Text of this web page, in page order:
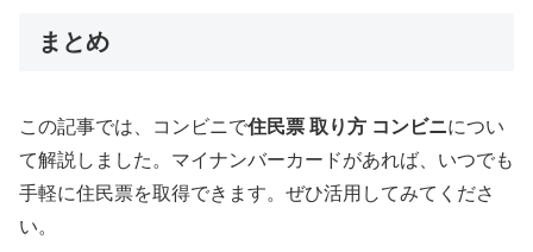
まとめ
この記事では、コンビニで住民票 取り方 コンビニについ
て解説しました。マイナンバーカードがあれば、いつでも
手軽に住民票を取得できます。ぜひ活用してみてくださ
い。